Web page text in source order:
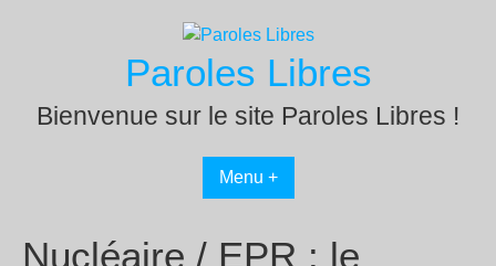
Paroles Libres
Bienvenue sur le site Paroles Libres !
Menu +
Nucléaire / EPR : le